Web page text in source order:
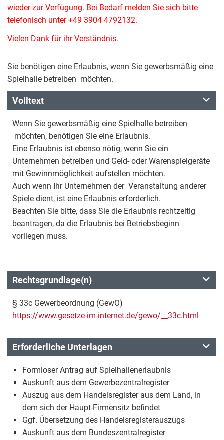
wieder zur Verfügung. Bei Bedarf melden Sie sich bitte
telefonisch unter +49 3904 4792132.
Vielen Dank für ihr Verständnis.
Sie benötigen eine Erlaubnis, wenn Sie gewerbsmäßig eine
Spielhalle betreiben möchten.
Volltext
Wenn Sie gewerbsmäßig eine Spielhalle betreiben
möchten, benötigen Sie eine Erlaubnis.
Eine Erlaubnis ist ebenso nötig, wenn Sie ein
Unternehmen betreiben und Geld- oder Warenspielgeräte
mit Gewinnmöglichkeit aufstellen möchten.
Auch wenn Ihr Unternehmen der Veranstaltung anderer
Spiele dient, ist eine Erlaubnis erforderlich.
Beachten Sie bitte, dass Sie die Erlaubnis rechtzeitig
beantragen, da die Erlaubnis bei Betriebsbeginn
vorliegen muss.
Rechtsgrundlage(n)
§ 33c Gewerbeordnung (GewO)
https://www.gesetze-im-internet.de/gewo/__33c.html
Erforderliche Unterlagen
Formloser Antrag auf Spielhallenerlaubnis
Auskunft aus dem Gewerbezentralregister
Auszug aus dem Handelsregister aus dem Land, in
dem sich der Haupt-Firmensitz befindet
Ggf. Übersetzung des Handelsregisterauszugs
Auskunft aus dem Bundeszentralregister